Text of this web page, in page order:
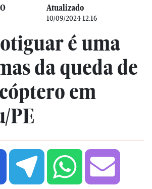
Atualizado
10/09/2024 12:16
é uma
da queda de
em
PE